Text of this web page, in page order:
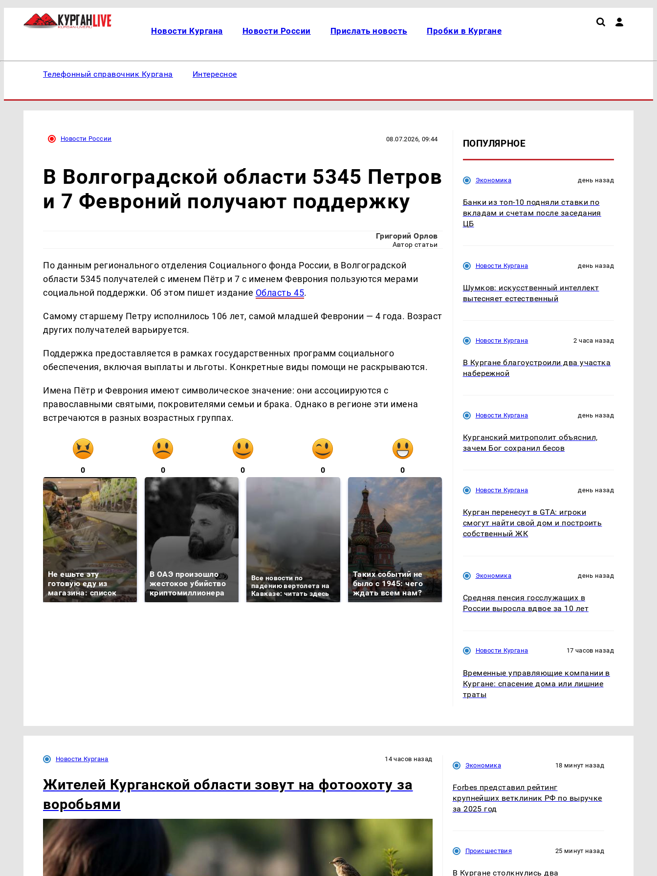
Новости Кургана Новости России Прислать новость Пробки в Кургане
Телефонный справочник Кургана Интересное
Новости России 08.07.2026, 09:44
В Волгоградской области 5345 Петров
и 7 Февроний получают поддержку
Григорий Орлов
Автор статьи
По данным регионального отделения Социального фонда России, в Волгоградской
области 5345 получателей с именем Пётр и 7 с именем Феврония пользуются мерами
социальной поддержки. Об этом пишет издание Область 45.
Самому старшему Петру исполнилось 106 лет, самой младшей Февронии — 4 года. Возраст
других получателей варьируется.
Поддержка предоставляется в рамках государственных программ социального
обеспечения, включая выплаты и льготы. Конкретные виды помощи не раскрываются.
Имена Пётр и Феврония имеют символическое значение: они ассоциируются с
православными святыми, покровителями семьи и брака. Однако в регионе эти имена
встречаются в разных возрастных группах.
0 0 0 0 0
Не ешьте эту
готовую еду из
магазина: список
В ОАЭ произошло
жестокое убийство
криптомиллионера
Все новости по
падению вертолета на
Кавказе: читать здесь
Таких событий не
было с 1945: чего
ждать всем нам?
В магазинах России
продукта: что купить?
полицейскую
ПОПУЛЯРНОЕ
Экономика день назад
Банки из топ-10 подняли ставки по
вкладам и счетам после заседания
ЦБ
Новости Кургана день назад
Шумков: искусственный интеллект
вытесняет естественный
Новости Кургана 2 часа назад
В Кургане благоустроили два участка
набережной
Новости Кургана день назад
Курганский митрополит объяснил,
зачем Бог сохранил бесов
Новости Кургана день назад
Курган перенесут в GTA: игроки
смогут найти свой дом и построить
собственный ЖК
Экономика день назад
Средняя пенсия госслужащих в
России выросла вдвое за 10 лет
Новости Кургана 17 часов назад
Временные управляющие компании в
Кургане: спасение дома или лишние
траты
Новости Кургана 14 часов назад
Жителей Курганской области зовут на фотоохоту за
воробьями
Экономика 18 минут назад
Forbes представил рейтинг
крупнейших ветклиник РФ по выручке
за 2025 год
Происшествия 25 минут назад
В Кургане столкнулись два